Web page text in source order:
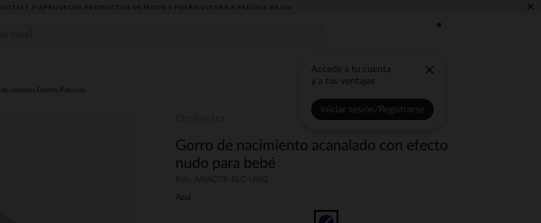
OUTLET // APROVECHA PRODUCTOS DE MODA Y PUERICULTURA A PRECIOS BAJOS ×
Accede a tu cuenta
y a tus ventajas
Iniciar sesión/Registrarse
Accesorios,Gorros,Patucos
Gorro de nacimiento acanalado con efecto
nudo para bebé
Azul